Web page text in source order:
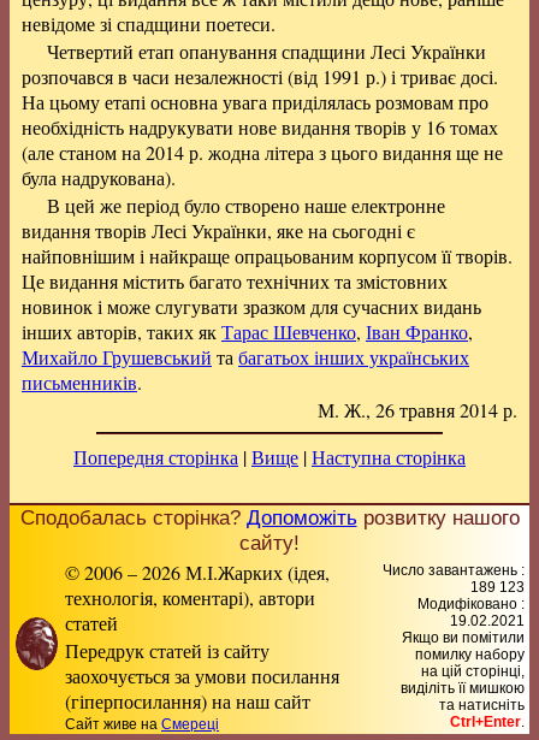
невідоме зі спадщини поетеси.
Четвертий етап опанування спадщини Лесі Українки
розпочався в часи незалежності (від 1991 р.) і триває досі.
На цьому етапі основна увага приділялась розмовам про
необхідність надрукувати нове видання творів у 16 томах
(але станом на 2014 р. жодна літера з цього видання ще не
була надрукована).
В цей же період було створено наше електронне
видання творів Лесі Українки, яке на сьогодні є
найповнішим і найкраще опрацьованим корпусом її творів.
Це видання містить багато технічних та змістовних
новинок і може слугувати зразком для сучасних видань
інших авторів, таких якТарас Шевченко, Іван Франко,
Михайло Грушевський та багатьох інших українських
письменників.
М. Ж., 26 травня 2014 р.
Попередня сторінка |Вище |Наступна сторінка
Сподобалась сторінка? Допоможітьрозвитку нашого
сайту!
© 2006 – 2026 М.І.Жарких (ідея,
технологія, коментарі), автори
статей
Передрук статей із сайту
заохочується за умови посилання
(гіперпосилання) на наш сайт
Сайт живе на Смереці
Число завантажень :
189 123
Модифіковано :
19.02.2021
Якщо ви помітили
помилку набору
на цiй сторiнцi,
видiлiть її мишкою
та натисніть
Ctrl+Enter.